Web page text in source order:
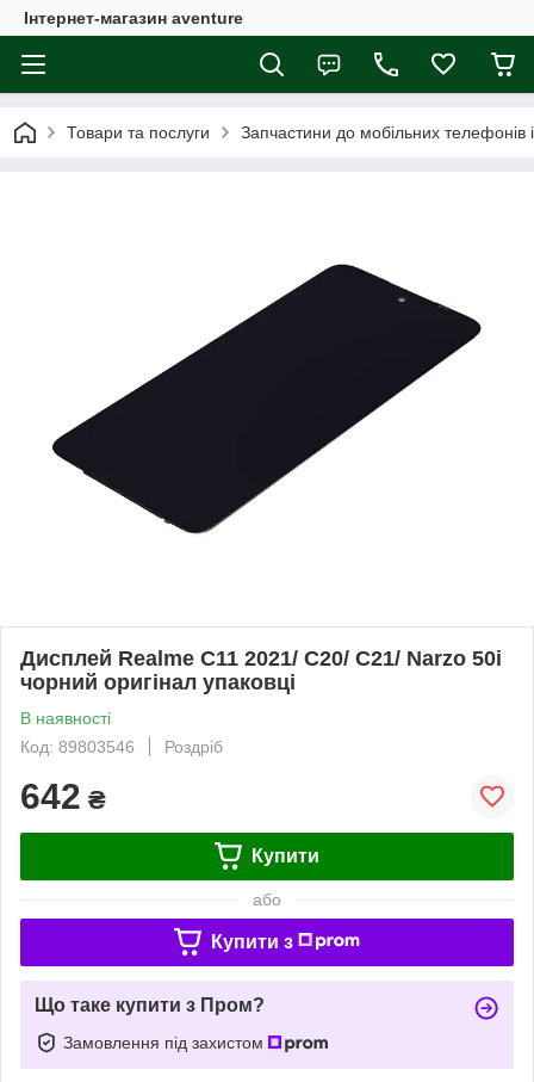
Інтернет-магазин aventure
Товари та послуги Запчастини до мобільних телефонів
Дисплей Realme C11 2021/ C20/ C21/ Narzo 50i
чорний оригінал упаковці
В наявності
Код: 89803546
Роздріб
642 ₴
Купити
або
Купити з
Що таке купити з Пром?
Замовлення під захистом